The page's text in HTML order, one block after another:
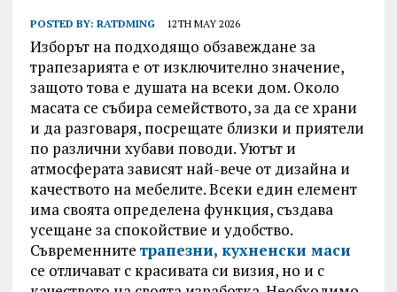
POSTED BY: RATDMING 12TH MAY 2026
Изборът на подходящо обзавеждане за
трапезарията е от изключително значение,
защото това е душата на всеки дом. Около
масата се събира семейството, за да се храни
и да разговаря, посрещате близки и приятели
по различни хубави поводи. Уютът и
атмосферата зависят най-вече от дизайна и
качеството на мебелите. Всеки един елемент
има своята определена функция, създава
усещане за спокойствие и удобство.
Съвременнитетрапезни, кухненски маси
се отличават с красивата си визия, но и с